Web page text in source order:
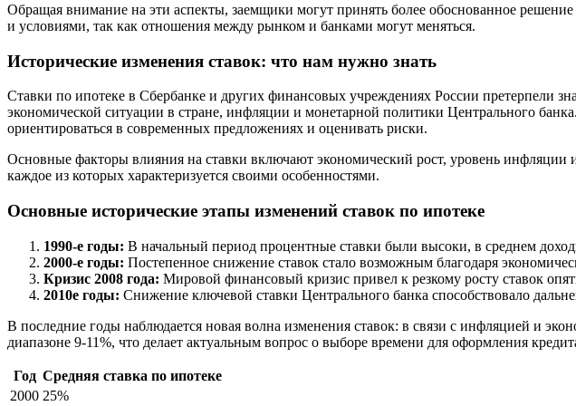
Обращая внимание на эти аспекты, заемщики могут принять более обоснованное
и условиями, так как отношения между рынком и банками могут меняться.
Исторические изменения ставок: что нам нужно знать
Ставки по ипотеке в Сбербанке и других финансовых учреждениях России претерпели
экономической ситуации в стране, инфляции и монетарной политики Центрального
ориентироваться в современных предложениях и оценивать риски.
Основные факторы влияния на ставки включают экономический рост, уровень
каждое из которых характеризуется своими особенностями.
Основные исторические этапы изменений ставок по ипотеке
1990-е годы: В начальный период процентные ставки были высоки, в среднем
2000-е годы: Постепенное снижение ставок стало возможным благодаря
Кризис 2008 года: Мировой финансовый кризис привел к резкому росту ставок
2010е годы: Снижение ключевой ставки Центрального банка способствовало
В последние годы наблюдается новая волна изменения ставок: в связи с инфляцией и
диапазоне 9-11%, что делает актуальным вопрос о выборе времени для оформления
Год Средняя ставка по ипотеке
2000 25%